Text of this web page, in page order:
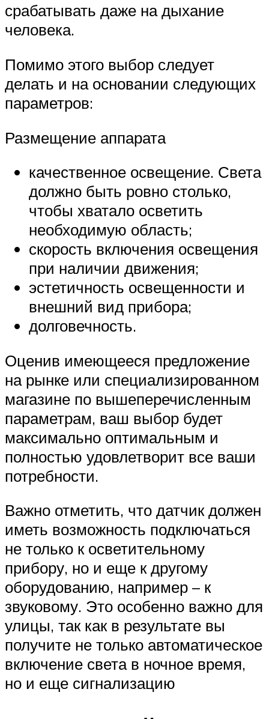
срабатывать даже на дыхание
человека.
Помимо этого выбор следует
делать и на основании следующих
параметров:
Размещение аппарата
качественное освещение. Света
должно быть ровно столько,
чтобы хватало осветить
необходимую область;
скорость включения освещения
при наличии движения;
эстетичность освещенности и
внешний вид прибора;
долговечность.
Оценив имеющееся предложение
на рынке или специализированном
магазине по вышеперечисленным
параметрам, ваш выбор будет
максимально оптимальным и
полностью удовлетворит все ваши
потребности.
Важно отметить, что датчик должен
иметь возможность подключаться
не только к осветительному
прибору, но и еще к другому
оборудованию, например – к
звуковому. Это особенно важно для
улицы, так как в результате вы
получите не только автоматическое
включение света в ночное время,
но и еще сигнализацию